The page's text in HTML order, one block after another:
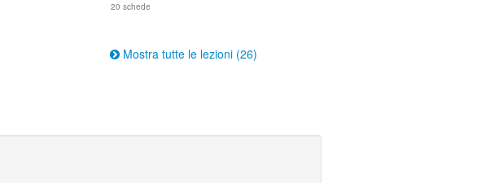
20 schede
Mostra tutte le lezioni (26)